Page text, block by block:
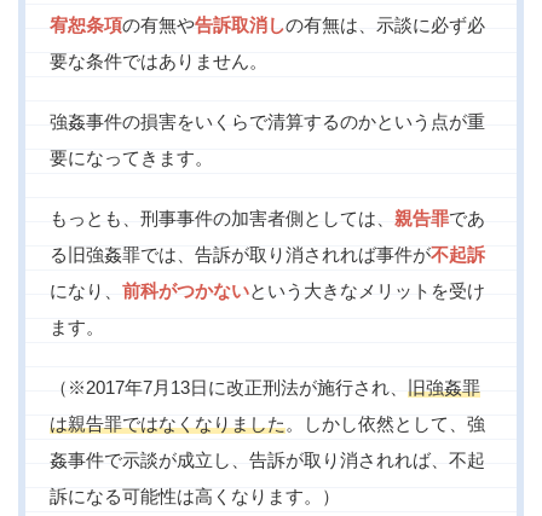
宥恕条項の有無や告訴取消しの有無は、示談に必ず必
要な条件ではありません。
強姦事件の損害をいくらで清算するのかという点が重
要になってきます。
もっとも、刑事事件の加害者側としては、 親告罪であ
る旧強姦罪では、告訴が取り消されれば事件が不起訴
になり、 前科がつかないという大きなメリットを受け
ます。
（※2017年7月13日に改正刑法が施行され、 旧強姦罪
は親告罪ではなくなりました。しかし依然として、強
姦事件で示談が成立し、告訴が取り消されれば、不起
訴になる可能性は高くなります。）